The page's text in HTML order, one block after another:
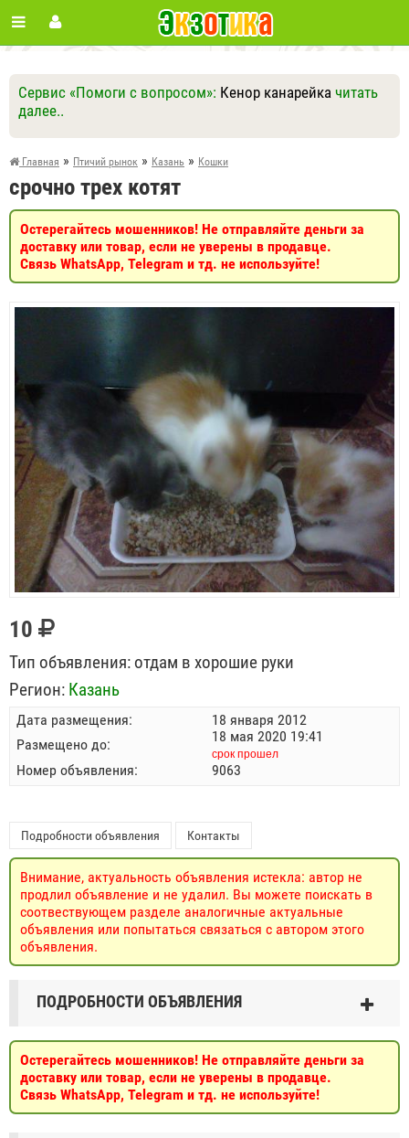
Сервис «Помоги с вопросом»: Кенор канарейка читать
далее..
Ответить Другие вопросы
Задать вопрос
Главная » Птичий рынок » Казань » Кошки
срочно трех котят
Остерегайтесь мошенников! Не отправляйте деньги за
доставку или товар, если не уверены в продавце.
Связь WhatsApp, Telegram и тд. не используйте!
10
Тип объявления:отдам в хорошие руки
Регион: Казань
Дата размещения:
18 января 2012
Размещено до:
18 мая 2020 19:41
срок прошел
Номер объявления: 9063
Подробности объявления Контакты
Внимание, актуальность объявления истекла: автор не
продлил объявление и не удалил. Вы можете поискать в
соотвествующем разделе аналогичные актуальные
объявления или попытаться связаться с автором этого
объявления.
ПОДРОБНОСТИ ОБЪЯВЛЕНИЯ
Остерегайтесь мошенников! Не отправляйте деньги за
доставку или товар, если не уверены в продавце.
Связь WhatsApp, Telegram и тд. не используйте!